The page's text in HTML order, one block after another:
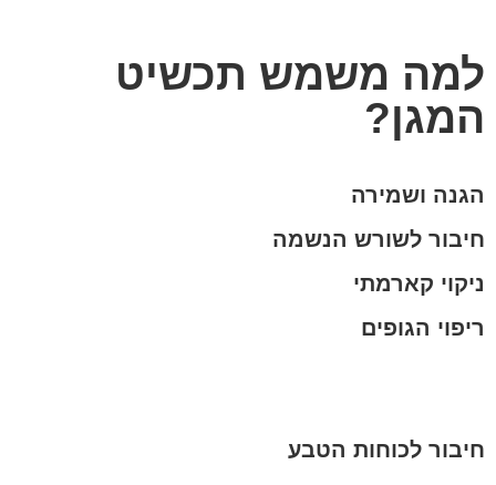
למה משמש תכשיט
המגן?
הגנה ושמירה
חיבור לשורש הנשמה
ניקוי קארמתי
ריפוי הגופים
חיבור לכוחות הטבע